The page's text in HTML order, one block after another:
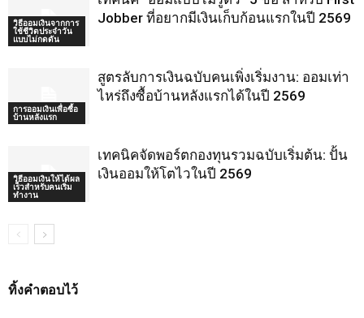
วิธีออมเงินจากการ
ใช้ชีวิตประจำวัน
แบบไม่กดดัน
Jobber ที่อยากมีเงินเก็บก้อนแรกในปี 2569
การออมเงินเพื่อซื้อ
บ้านหลังแรก
สูตรลับการเงินฉบับคนเพิ่งเริ่มงาน: ออมเท่า
ไหร่ถึงซื้อบ้านหลังแรกได้ในปี 2569
วิธีออมเงินให้ได้ผล
เร็วสำหรับคนเริ่ม
ทำงาน
เทคนิคจัดพอร์ตกองทุนรวมฉบับเริ่มต้น: ปั้น
เงินออมให้โตไวในปี 2569
ทิ้งคำตอบไว้